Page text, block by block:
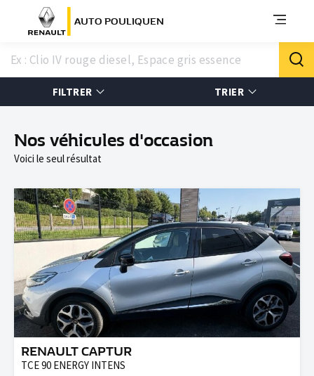
AUTO POULIQUEN
FILTRER TRIER
Nos véhicules d'occasion
Voici le seul résultat
RENAULT CAPTUR
TCE 90 ENERGY INTENS